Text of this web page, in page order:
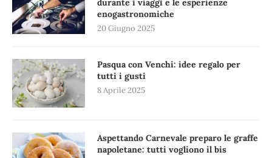
durante i viaggi e le esperienze
enogastronomiche
20 Giugno 2025
Pasqua con Venchi: idee regalo per
tutti i gusti
8 Aprile 2025
Aspettando Carnevale preparo le graffe
napoletane: tutti vogliono il bis